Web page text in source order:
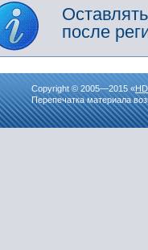
после
Copyright © 2005—2015 «
Перепечатка материала